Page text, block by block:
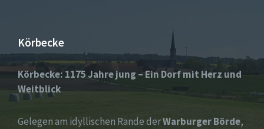
Körbecke
Körbecke: 1175 Jahre jung – Ein Dorf mit Herz und
Weitblick
Gelegen am idyllischen Rande derWarburger Börde,